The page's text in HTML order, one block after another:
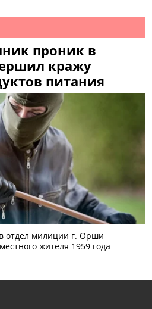
проник в
кражу
питания
отдел милиции г. Орши
жителя 1959 года